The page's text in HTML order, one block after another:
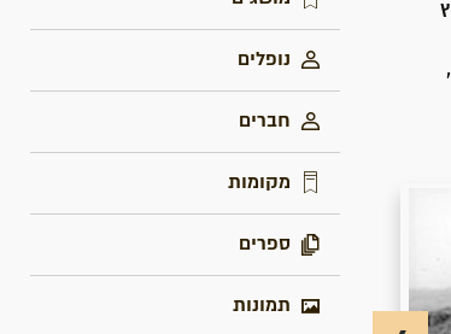
הקבוצה הייתה מורכבת מ-25 נערים ונערות ניצולי שואה, שהגיעו ארצה בדרכים שונות ב-1943,
נופלים
חברים
מקומות
ספרים
תמונות